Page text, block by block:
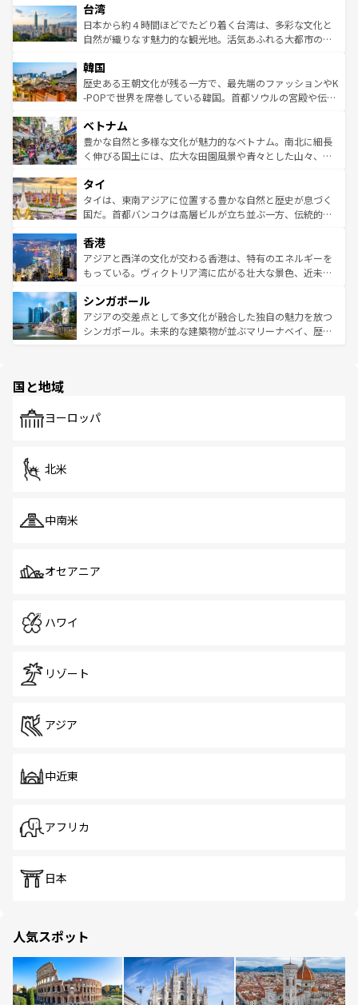
ならではの贅沢な旅のスタイルだ。 なお、新着のアメリカ
情報はコンテンツ一覧を参照してほしい。
れるおもてなしの心で訪れる人々を迎えてくれるハワイの
人々、おいしいローカルフードやハワイアンミュージッ
ク、伝統的なフラダンスなど、すべてがハワイの魅力を彩
ワイを、存分に味わってほしい。 なお、新着のハワイ情報
はコンテンツ一覧を参照してほしい。
リアリーフや大陸中央部にそびえるウルル（エアーズロッ
ク）、タスマニアの美しい原生林やケアンズの熱帯雨林な
ど、見どころがたくさん。また、カフェやワイン、オージ
いる。アクティビティも充実しており、サーフィンやダイ
ビング、ハイキングなど、アウトドア好きにはたまらな
い。オーストラリアの多彩な魅力を存分に味わいつくそ
参照してほしい。
台湾
日本から約４時間ほどでたどり着く台湾は、多彩な文化と
自然が織りなす魅力的な観光地。活気あふれる大都市の台
ン）、静ひつな山岳地帯である台湾東部など、都市の喧騒
と山間の静けさが共存しており、訪れる人に新しい発見と
驚きをもたらしてくれる。また、奥深い台湾の食文化も魅
容にもいいと評判のスイーツなど、バラエティ豊かな料理
が味わえる。 なお、新着の台湾情報は コンテンツ一覧を参
照してほしい。
韓国
歴史ある王朝文化が残る一方で、最先端のファッションやK
-POPで世界を席巻している韓国。首都ソウルの宮殿や伝統
き、地方に足を延ばせば四季折々の自然美を楽しむことが
できる。そして、キムチや焼肉、絶品のストリートフード
まで、さまざまな韓国料理が待っている。夜には、韓国な
リティに包まれながら、韓国の多彩な魅力を心ゆくまで味
わってみてほしい。 なお、新着の韓国情報はコンテンツ一
覧を参照してほしい。
ベトナム
豊かな自然と多様な文化が魅力的なベトナム。南北に細長
く伸びる国土には、広大な田園風景や青々とした山々、世
急速な発展と共に伝統が息づく。ハノイの古い町並みやホ
ーチミン市のフランス統治時代の建物も、独特の雰囲気を
醸し出している。また、バラエティの豊かさとおいしさで
とつ。フォーやバインミー、ベトナムコーヒーなどは、ぜ
ひ現地で味わいたい。どの地域を訪れてもあたたかい人々
が旅行者を迎えてくれるので、きっと忘れられない旅にな
参照してほしい。
タイ
タイは、東南アジアに位置する豊かな自然と歴史が息づく
国だ。首都バンコクは高層ビルが立ち並ぶ一方、伝統的な
の活気が交差している。北部ではチェンマイなどの山岳地
帯で自然と触れ合い、南部ではプーケットやクラビの美し
いビーチでリゾート気分を楽しむことができる。タイ料理
激する。気候は一年中温暖で、どの季節にも異なる楽しみ
が待っている。親しみやすいタイの人々、仏教を中心とし
た文化、そして多様な観光資源が、訪れる旅人を魅了し続
香港
アジアと西洋の文化が交わる香港は、特有のエネルギーを
もっている。ヴィクトリア湾に広がる壮大な景色、近未来
み、どこを訪れても感動するはず。観光スポットが密集し
ており、効率よく見どころを回れるのも魅力。息をのむよ
うな絶景から文化的な体験まで、香港を存分に楽しみ尽く
シンガポール
アジアの交差点として多文化が融合した独自の魅力を放つ
シンガポール。未来的な建築物が並ぶマリーナベイ、歴史
で、ホーカーズは地元の風情を楽しめる外せないスポット
国と地域
ヨーロッパ
北米
中南米
オセアニア
ハワイ
リゾート
アジア
中近東
アフリカ
日本
人気スポット